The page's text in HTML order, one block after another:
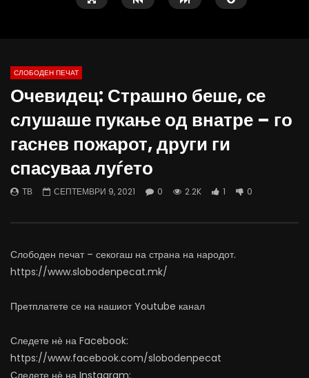
07.08.2026
АВГУСТ 7, 2026
0
1.4K 15 0
06.08.2026
СЛОБОДЕН ПЕЧАТ
Очевидец: Страшно беше, се
слушаше пукање од внатре – го
гаснев пожарот, други ги
спасуваа луѓето
ТВ СЕПТЕМВРИ 9, 2021 0 2.2K 1 0
Слободен печат – секогаш на страна на народот.
https://www.slobodenpecat.mk/
Претплатете се на нашиот Youtube канал
Следете нѐ на Facebook:
https://www.facebook.com/slobodenpecat